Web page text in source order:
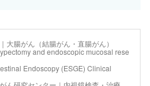
大腸がん（結腸がん・直腸がん）
and endoscopic mucosal rese
Endoscopy (ESGE) Clinical